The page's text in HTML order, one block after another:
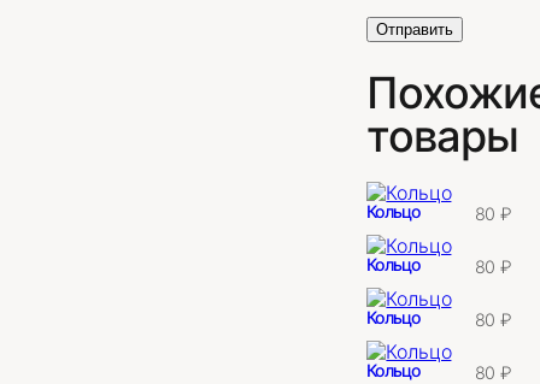
товары
Кольцо 80₽
Кольцо 80₽
Кольцо 80₽
Кольцо 80₽